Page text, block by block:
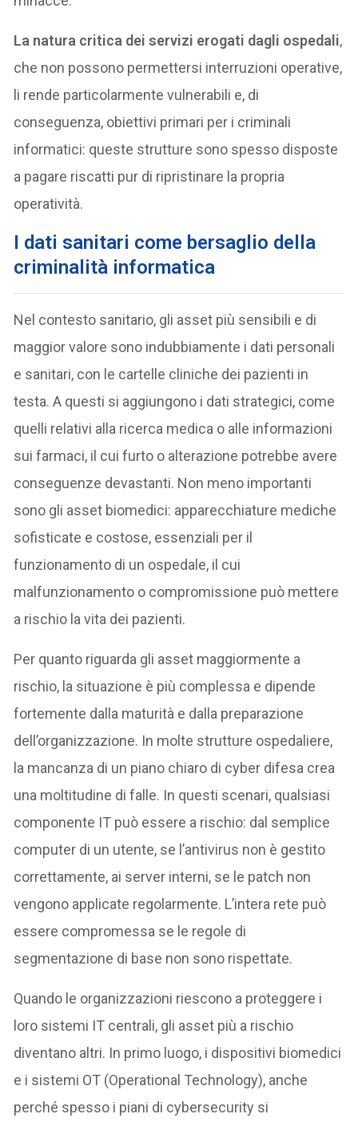
La natura critica dei servizi erogati dagli ospedali,
che non possono permettersi interruzioni operative,
li rende particolarmente vulnerabili e, di
conseguenza, obiettivi primari per i criminali
informatici: queste strutture sono spesso disposte
a pagare riscatti pur di ripristinare la propria
operatività.
I dati sanitari come bersaglio della
criminalità informatica
Nel contesto sanitario, gli asset più sensibili e di
maggior valore sono indubbiamente i dati personali
e sanitari, con le cartelle cliniche dei pazienti in
testa. A questi si aggiungono i dati strategici, come
quelli relativi alla ricerca medica o alle informazioni
sui farmaci, il cui furto o alterazione potrebbe avere
conseguenze devastanti. Non meno importanti
sono gli asset biomedici: apparecchiature mediche
sofisticate e costose, essenziali per il
funzionamento di un ospedale, il cui
malfunzionamento o compromissione può mettere
a rischio la vita dei pazienti.
Per quanto riguarda gli asset maggiormente a
rischio, la situazione è più complessa e dipende
fortemente dalla maturità e dalla preparazione
dell’organizzazione. In molte strutture ospedaliere,
la mancanza di un piano chiaro di cyber difesa crea
una moltitudine di falle. In questi scenari, qualsiasi
componente IT può essere a rischio: dal semplice
computer di un utente, se l’antivirus non è gestito
correttamente, ai server interni, se le patch non
vengono applicate regolarmente. L’intera rete può
essere compromessa se le regole di
segmentazione di base non sono rispettate.
Quando le organizzazioni riescono a proteggere i
loro sistemi IT centrali, gli asset più a rischio
diventano altri. In primo luogo, i dispositivi biomedici
e i sistemi OT (Operational Technology), anche
perché spesso i piani di cybersecurity si